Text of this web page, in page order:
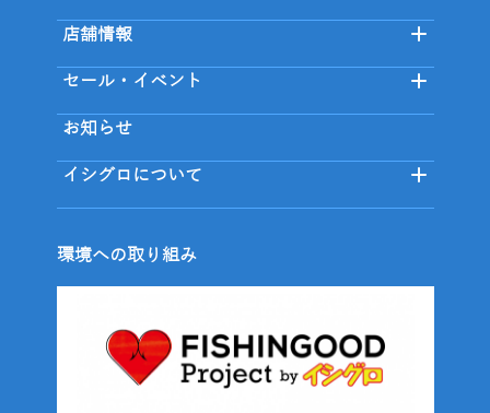
店舗情報
セール・イベント
お知らせ
イシグロについて
環境への取り組み